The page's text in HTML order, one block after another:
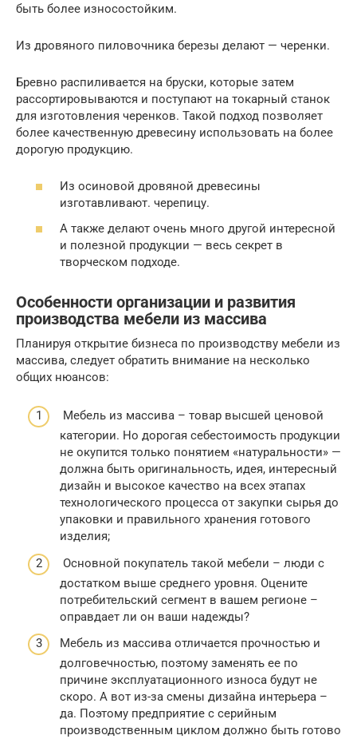
быть более износостойким.
Из дровяного пиловочника березы делают — черенки.
Бревно распиливается на бруски, которые затем
рассортировываются и поступают на токарный станок
для изготовления черенков. Такой подход позволяет
более качественную древесину использовать на более
дорогую продукцию.
Из осиновой дровяной древесины
изготавливают. черепицу.
А также делают очень много другой интересной
и полезной продукции — весь секрет в
творческом подходе.
Особенности организации и развития
производства мебели из массива
Планируя открытие бизнеса по производству мебели из
массива, следует обратить внимание на несколько
общих нюансов:
Мебель из массива – товар высшей ценовой
категории. Но дорогая себестоимость продукции
не окупится только понятием «натуральности» —
должна быть оригинальность, идея, интересный
дизайн и высокое качество на всех этапах
технологического процесса от закупки сырья до
упаковки и правильного хранения готового
изделия;
Основной покупатель такой мебели – люди с
достатком выше среднего уровня. Оцените
потребительский сегмент в вашем регионе –
оправдает ли он ваши надежды?
Мебель из массива отличается прочностью и
долговечностью, поэтому заменять ее по
причине эксплуатационного износа будут не
скоро. А вот из-за смены дизайна интерьера –
да. Поэтому предприятие с серийным
производственным циклом должно быть готово